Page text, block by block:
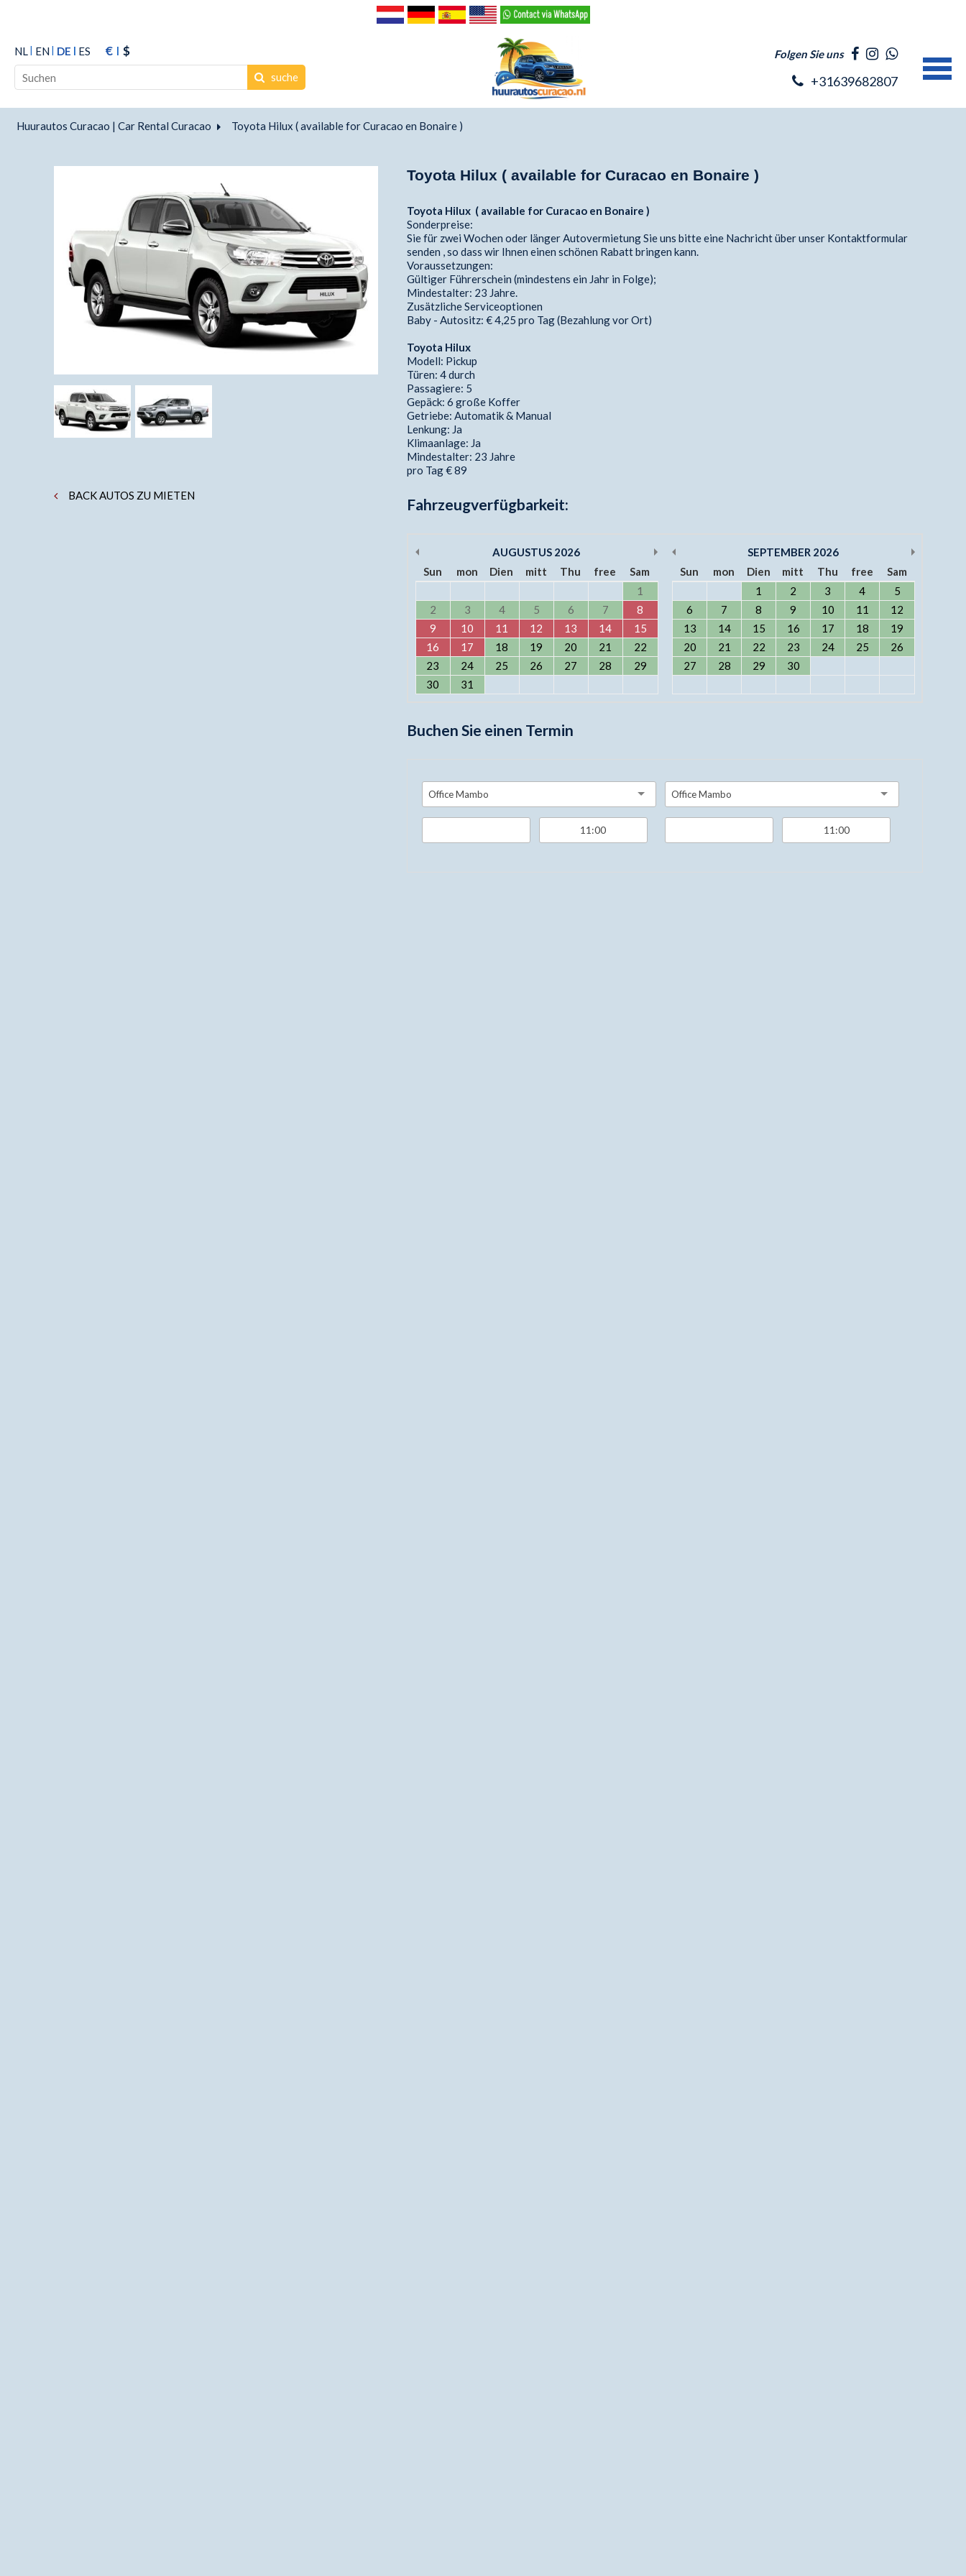
NL EN DE ES € $
suche
Folgen Sie uns
+31639682807
Huurautos Curacao | Car Rental Curacao Toyota Hilux ( available for Curacao en Bonaire )
BACK AUTOS ZU MIETEN
Toyota Hilux ( available for Curacao en Bonaire )
Toyota Hilux ( available for Curacao en Bonaire )
Sonderpreise:
Sie für zwei Wochen oder länger Autovermietung Sie uns bitte eine Nachricht über unser Kontaktformular
senden , so dass wir Ihnen einen schönen Rabatt bringen kann.
Voraussetzungen:
Gültiger Führerschein (mindestens ein Jahr in Folge);
Mindestalter: 23 Jahre.
Zusätzliche Serviceoptionen
Baby - Autositz: € 4,25 pro Tag (Bezahlung vor Ort)
Toyota Hilux
Modell: Pickup
Türen: 4 durch
Passagiere: 5
Gepäck: 6 große Koffer
Getriebe: Automatik & Manual
Lenkung: Ja
Klimaanlage: Ja
Mindestalter: 23 Jahre
pro Tag € 89
Fahrzeugverfügbarkeit:
AUGUSTUS 2026
Sun
mon Dien mitt Thu free
Sam
1
2
3 4 5 6 7
8
9
10 11 12 13 14
15
16
17 18 19 20 21
22
23
24 25 26 27 28
29
30
31
SEPTEMBER 2026
Sun
mon Dien mitt Thu free
Sam
1
2 3 4
5
6
7 8 9 10 11
12
13
14 15 16 17 18
19
20
21 22 23 24 25
26
27
28 29 30
Buchen Sie einen Termin
Office Mambo Office Mambo